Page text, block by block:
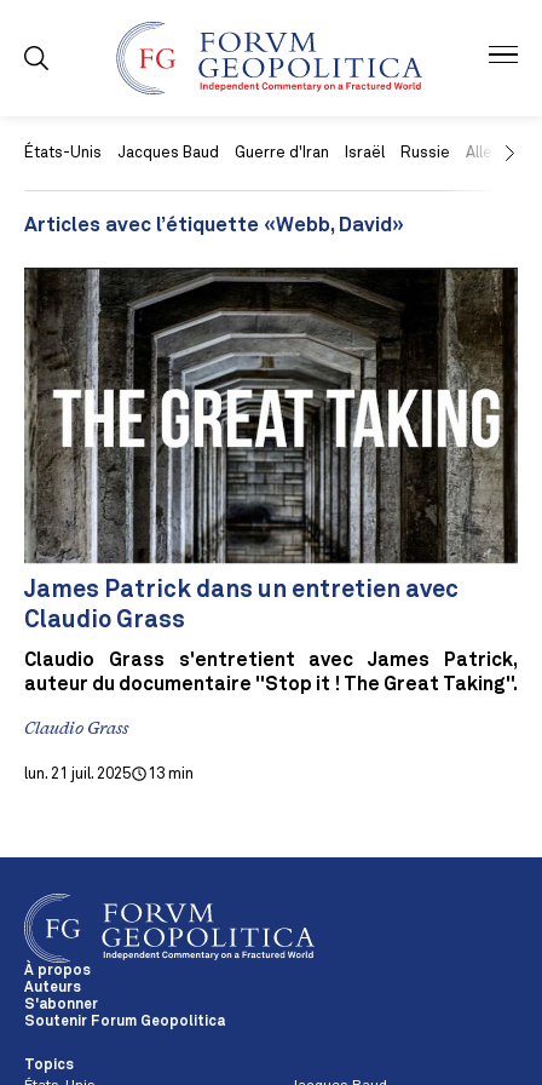
États-Unis Jacques Baud Guerre d'Iran Israël Russie Allemagne
Articles avec l’étiquette «Webb, David»
James Patrick dans un entretien avec
Claudio Grass
Claudio Grass s'entretient avec James Patrick,
auteur du documentaire "Stop it ! The Great Taking".
Claudio Grass
lun. 21 juil. 2025 13 min
À propos
Auteurs
S'abonner
Soutenir Forum Geopolitica
Topics